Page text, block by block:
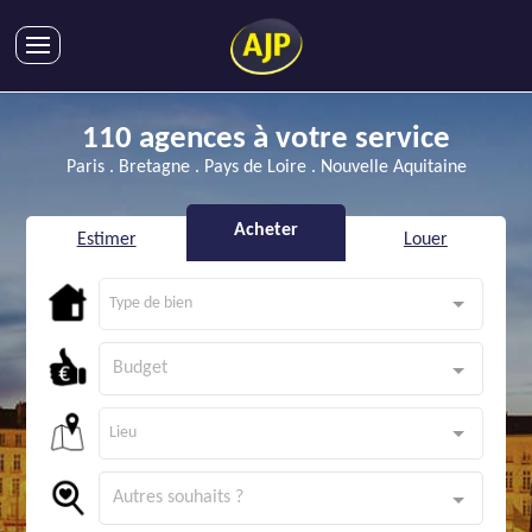
GESTION LOCATIVE
LMNP
LOCATIONS DE VACANCES
ENTREPRISES
DEVENIR FRANCHISÉ
AJP Recrute
110 agences à votre service
Paris . Bretagne . Pays de Loire . Nouvelle Aquitaine
Estimer Acheter Louer
Type de bien
Budget
Lieu
Autres souhaits ?